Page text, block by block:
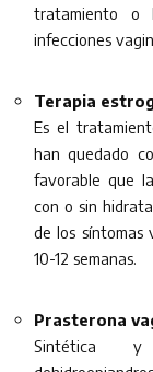
tratamiento o
infecciones
Terapia
Es el
han quedado
favorable que
con o sin
de los síntomas
10-12 semanas.
Prasterona
Sintética